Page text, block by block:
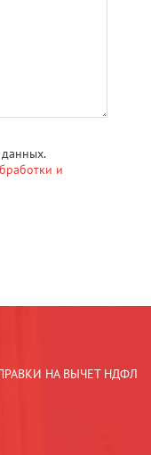
данных.
и
НА ВЫЧЕТ НДФЛ